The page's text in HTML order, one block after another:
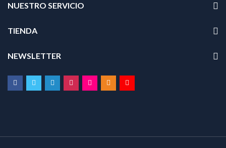
NUESTRO SERVICIO
TIENDA
NEWSLETTER